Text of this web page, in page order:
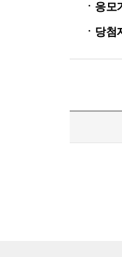
ㆍ응모
ㆍ당첨